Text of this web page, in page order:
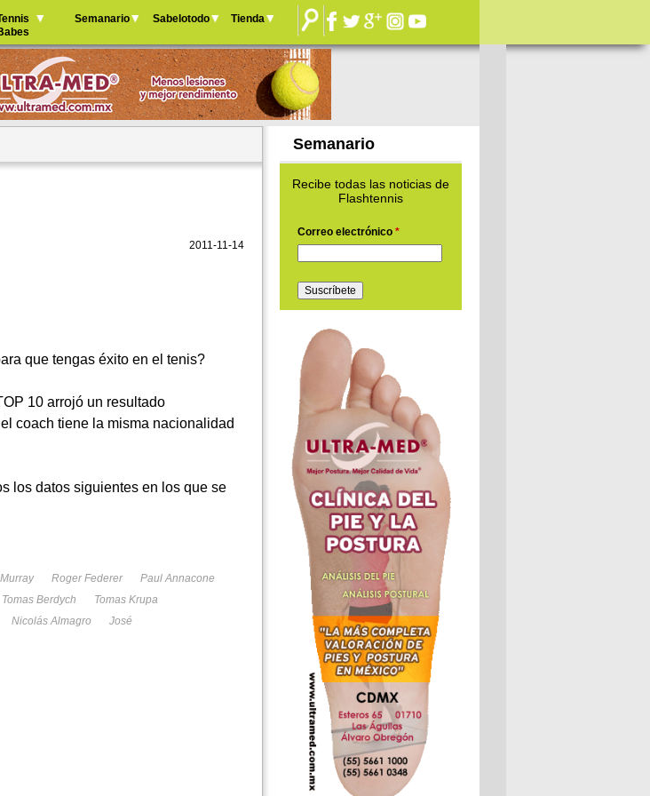
to navigation
Semanario Sabelotodo Tienda
2011-11-14
que tengas éxito en el tenis?
10 arrojó un resultado
coach tiene la misma nacionalidad
los datos siguientes en los que se
Roger Federer
Paul Annacone
Tomas Berdych
Tomas Krupa
Nicolás Almagro
José
Semanario
Recibe todas las noticias de
Flashtennis
Correo electrónico *